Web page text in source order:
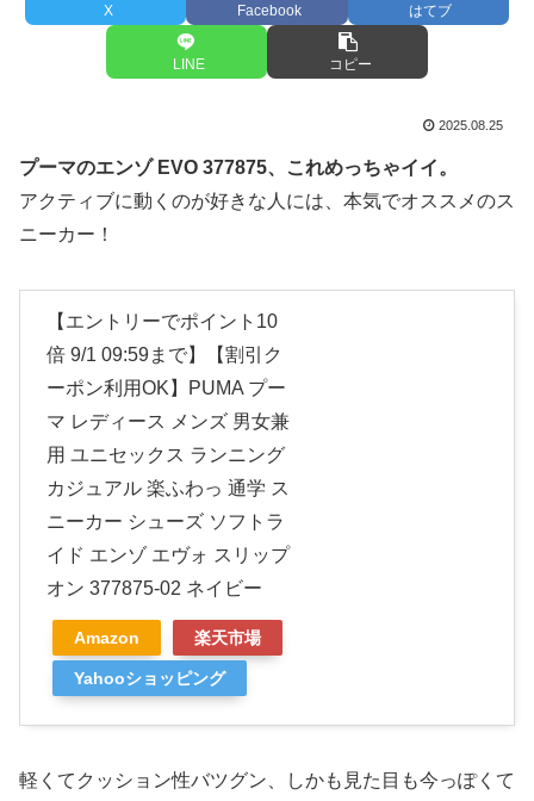
X Facebook はてブ
LINE コピー
2025.08.25
プーマのエンゾ EVO 377875、これめっちゃイイ。
アクティブに動くのが好きな人には、本気でオススメのス
ニーカー！
【エントリーでポイント10
倍 9/1 09:59まで】【割引ク
ーポン利用OK】PUMA プー
マ レディース メンズ 男女兼
用 ユニセックス ランニング
カジュアル 楽ふわっ 通学 ス
ニーカー シューズ ソフトラ
イド エンゾ エヴォ スリップ
オン 377875-02 ネイビー
Amazon 楽天市場
Yahooショッピング
軽くてクッション性バツグン、しかも見た目も今っぽくて